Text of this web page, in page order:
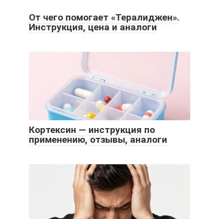
От чего помогает «Тералиджен».
Инструкция, цена и аналоги
Кортексин — инструкция по
применению, отзывы, аналоги